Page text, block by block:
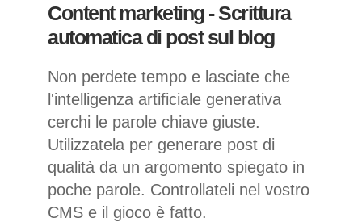
Content marketing - Scrittura
automatica di post sul blog
Non perdete tempo e lasciate che
l'intelligenza artificiale generativa
cerchi le parole chiave giuste.
Utilizzatela per generare post di
qualità da un argomento spiegato in
poche parole. Controllateli nel vostro
CMS e il gioco è fatto.